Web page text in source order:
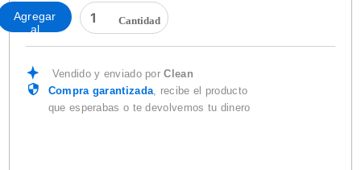
RECOLECTOR
/
ESTÁNDARD
BLUE
DEVIL
Agregar
al
Vendido y enviado porClean
Compra garantizada , recibe el producto
que esperabas o te devolvemos tu dinero